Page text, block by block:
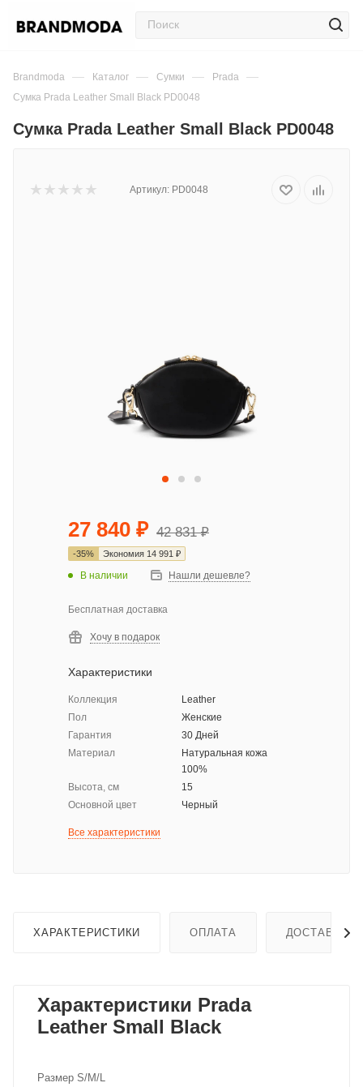
Brandmoda — Каталог — Сумки — Prada —
Сумка Prada Leather Small Black PD0048
Сумка Prada Leather Small Black PD0048
Артикул: PD0048
27 840 ₽ 42 831₽
-35% Экономия 14 991 ₽
В наличии Нашли дешевле?
Бесплатная доставка
Хочу в подарок
Характеристики
Коллекция
Leather
Пол
Женские
Гарантия
30 Дней
Материал
Натуральная кожа
100%
Высота, см
15
Основной цвет
Черный
Все характеристики
ХАРАКТЕРИСТИКИ ОПЛАТА ДОСТАВКА
Характеристики Prada
Leather Small Black
Размер S/M/L